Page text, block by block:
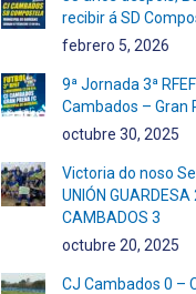
recibir á SD
febrero 5, 2026
9ª Jornada 3ª
Cambados – Gran
octubre 30, 2025
Victoria do noso
UNIÓN GUARDESA
CAMBADOS 3
octubre 20, 2025
CJ Cambados 0 –